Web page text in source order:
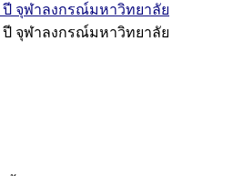
ปี จุฬาลงกรณ์มหาวิทยาลัย
ปี จุฬาลงกรณ์มหาวิทยาลัย